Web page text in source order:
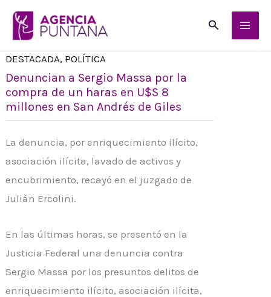
Buscar
DESTACADA, POLÍTICA
Denuncian a Sergio Massa por la
compra de un haras en U$S 8
millones en San Andrés de Giles
La denuncia, por enriquecimiento ilícito,
asociación ilícita, lavado de activos y
encubrimiento, recayó en el juzgado de
Julián Ercolini.
En las últimas horas, se presentó en la
Justicia Federal una denuncia contra
Sergio Massa por los presuntos delitos de
enriquecimiento ilícito, asociación ilícita,